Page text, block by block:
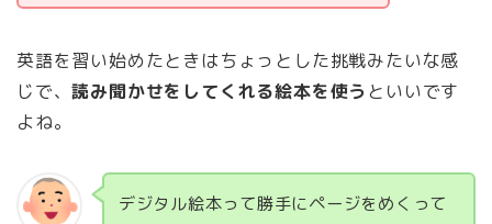
英語を習い始めたときはちょっとした挑戦みたいな感
じで、読み聞かせをしてくれる絵本を使う といいです
よね。
デジタル絵本って勝手にページをめくって